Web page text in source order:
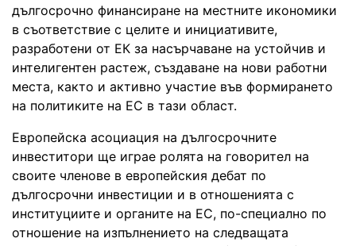
дългосрочно финансиране на местните икономики
в съответствие с целите и инициативите,
разработени от ЕК за насърчаване на устойчив и
интелигентен растеж, създаване на нови работни
места, както и активно участие във формирането
на политиките на ЕС в тази област.
Европейска асоциация на дългосрочните
инвеститори ще играе ролята на говорител на
своите членове в европейския дебат по
дългосрочни инвестиции и в отношенията с
институциите и органите на ЕС, по-специално по
отношение на изпълнението на следващата